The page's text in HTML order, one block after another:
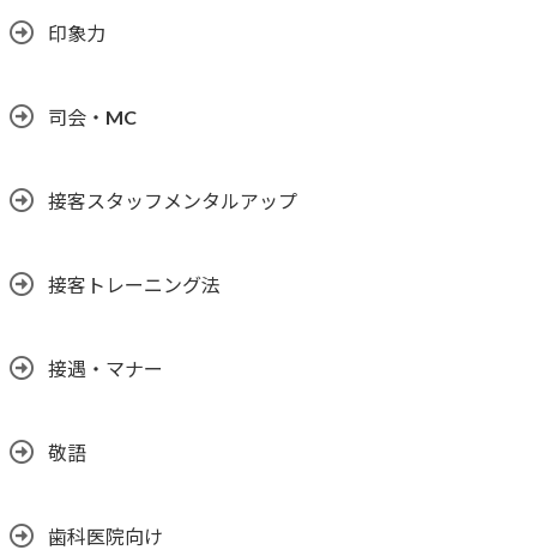
印象力
司会・MC
接客スタッフメンタルアップ
接客トレーニング法
接遇・マナー
敬語
歯科医院向け